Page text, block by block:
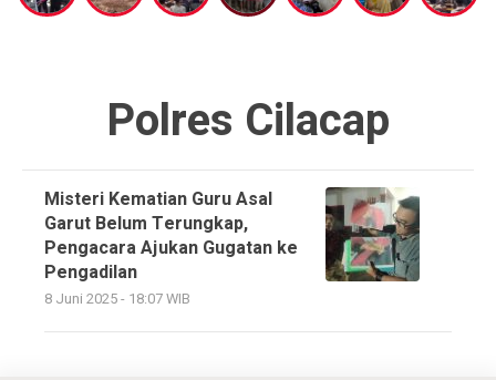
Polres Cilacap
Misteri Kematian Guru Asal
Garut Belum Terungkap,
Pengacara Ajukan Gugatan ke
Pengadilan
8 Juni 2025 - 18:07 WIB